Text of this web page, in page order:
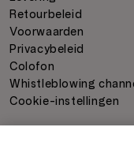
Retourbeleid
Voorwaarden
Privacybeleid
Colofon
Whistleblowing
Cookie-instellingen